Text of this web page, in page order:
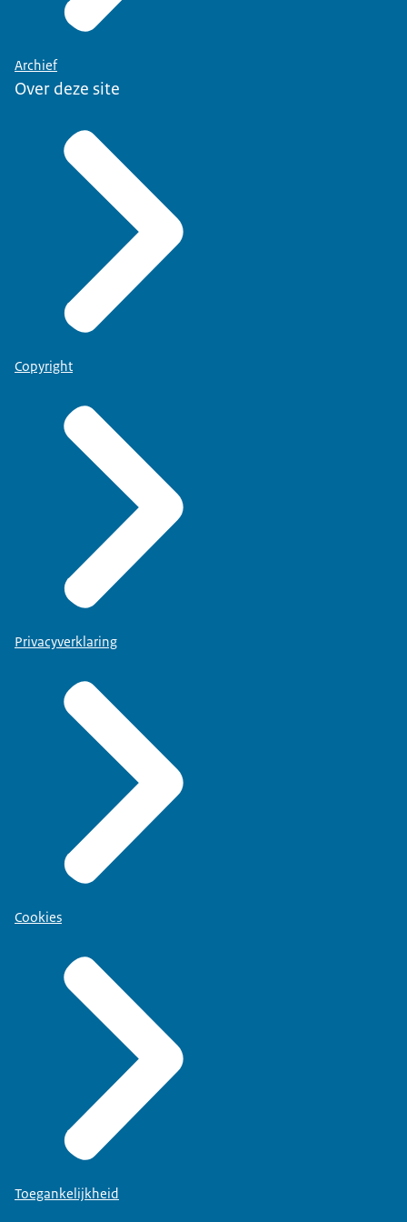
Archief
Over deze site
Copyright
Privacyverklaring
Cookies
Toegankelijkheid